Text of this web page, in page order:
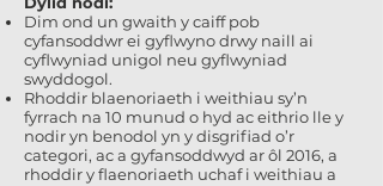
Dim ond un gwaith y caiff pob
cyfansoddwr ei gyflwyno drwy naill ai
cyflwyniad unigol neu gyflwyniad
swyddogol.
Rhoddir blaenoriaeth i weithiau sy’n
fyrrach na 10 munud o hyd ac eithrio lle y
nodir yn benodol yn y disgrifiad o’r
categori, ac a gyfansoddwyd ar ôl 2016, a
rhoddir y flaenoriaeth uchaf i weithiau a